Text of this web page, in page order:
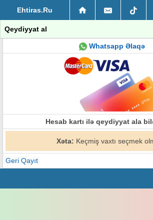
Ehtiras.Ru
Qeydiyyat al
Whatsapp Əlaqə
Hesab kartı ilə qeydiyyat ala
Xəta: Keçmiş vaxtı seçmek
Geri Qayıt